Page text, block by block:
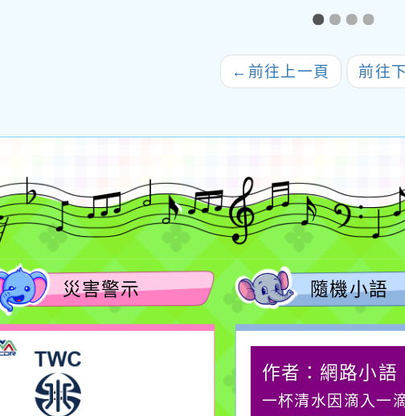
生活
列講
心
← 前往上一頁 前往
災害警示 隨機小語
作者：網路小語
生活是一面鏡子。你對
作者：網路小語
一杯清水因滴入一